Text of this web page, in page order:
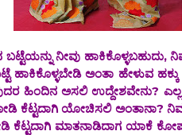
ಹಾಕಿಕೊಳ್ಳಬಹುದು, ನಿಮಗೆ
ಅಂತಾ ಹೇಳುವ ಹಕ್ಕು
ಹಿಂದಿನ ಅಸಲಿ ಉದ್ದೇಶವೇನು?
ಕೆಟ್ಟದಾಗಿ ಯೋಚಿಸಲಿ ಅಂತಾನಾ?
ಕೆಟ್ಟದಾಗಿ ಮಾತನಾಡಿದಾಗ ಯಾಕೆ